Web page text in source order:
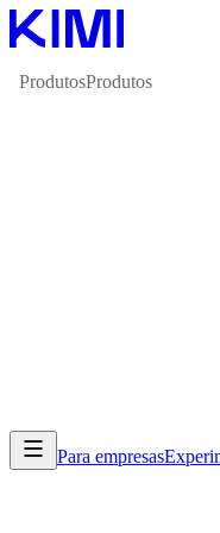
ProdutosProdutos
Para empresas